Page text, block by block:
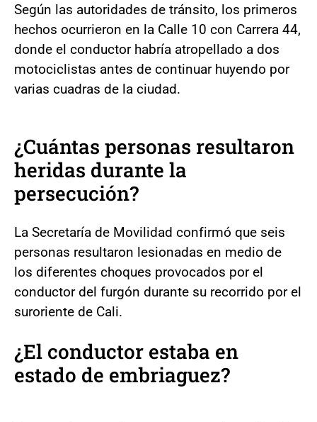
Según las autoridades de tránsito, los primeros
hechos ocurrieron en la Calle 10 con Carrera 44,
donde el conductor habría atropellado a dos
motociclistas antes de continuar huyendo por
varias cuadras de la ciudad.
¿Cuántas personas resultaron
heridas durante la
persecución?
La Secretaría de Movilidad confirmó que seis
personas resultaron lesionadas en medio de
los diferentes choques provocados por el
conductor del furgón durante su recorrido por el
suroriente de Cali.
¿El conductor estaba en
estado de embriaguez?